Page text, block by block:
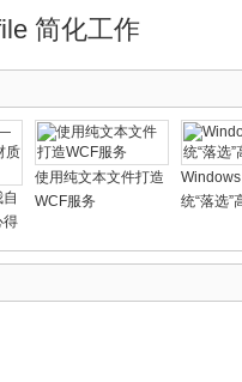
简化工作
得
使用纯文本文件打造
WCF服务
统“落选”